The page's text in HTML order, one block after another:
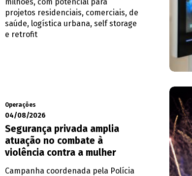
projetos residenciais, comerciais, de
saúde, logística urbana, self storage
e retrofit
Operações
04/08/2026
Segurança privada amplia
atuação no combate à
violência contra a mulher
Campanha coordenada pela Polícia